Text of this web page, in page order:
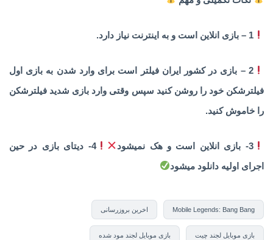
1 – بازی انلاین است و به اینترنت نیاز دارد.
2 – بازی در کشور ایران فیلتر است برای وارد شدن به بازی اول
فیلترشکن خود را روشن کنید سپس وقتی وارد بازی شدید فیلترشکن
را خاموش کنید.
3- بازی انلاین است و هک نمیشود
4- دیتای بازی در حین
اجرای اولیه دانلود میشود
Mobile Legends: Bang Bang اخرین بروزرسانی
بازی موبایل لجند چیت بازی موبایل لجند مود شده